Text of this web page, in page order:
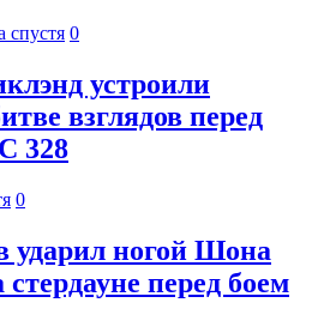
спустя 0
устроили
взглядов перед
328
0
ударил ногой Шона
перед боем